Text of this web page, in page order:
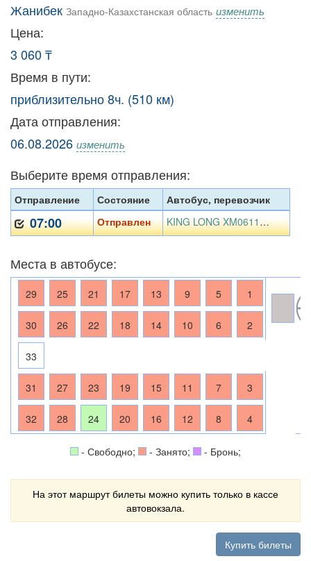
Жанибек Западно-Казахстанская область изменить
Цена:
3 060 ₸
Время в пути:
приблизительно 8ч. (510 км)
Дата отправления:
06.08.2026 изменить
Выберите время отправления:
Отправление Состояние Автобус, перевозчик
07:00 Отправлен KING LONG XM06112AY 646 AV07, ТОО Жанибек Строй Сервис
Места в автобусе:
29 25 21 17 13 9 5 1
30 26 22 18 14 10 6 2
33
31 27 23 19 15 11 7 3
32 28 24 20 16 12 8 4
- Свободно; - Занято; - Бронь;
На этот маршрут билеты можно купить только в кассе
автовокзала.
Купить билеты